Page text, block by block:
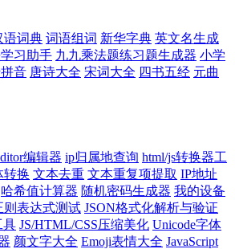
语词典 词语组词 新华字典 英文名生成
习助手 九九乘法题练习题生成器 小学
音 唐诗大全 宋词大全 四书五经 元曲
编辑器 ip归属地查询 html/js转换器工
转换 文本去重 文本重复项提取 IP地址
哈希值计算器 随机密码生成器 我的设备
则表达式测试 JSON格式化解析与验证
具 JS/HTML/CSS压缩美化 Unicode字体
颜文字大全 Emoji表情大全 JavaScript